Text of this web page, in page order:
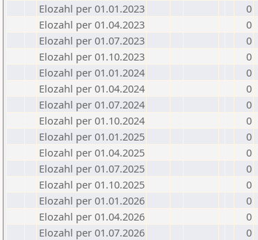
Elozahl per 01.01.2023
0
Elozahl per 01.04.2023
0
Elozahl per 01.07.2023
0
Elozahl per 01.10.2023
0
Elozahl per 01.01.2024
0
Elozahl per 01.04.2024
0
Elozahl per 01.07.2024
0
Elozahl per 01.10.2024
0
Elozahl per 01.01.2025
0
Elozahl per 01.04.2025
0
Elozahl per 01.07.2025
0
Elozahl per 01.10.2025
0
Elozahl per 01.01.2026
0
Elozahl per 01.04.2026
0
Elozahl per 01.07.2026
0